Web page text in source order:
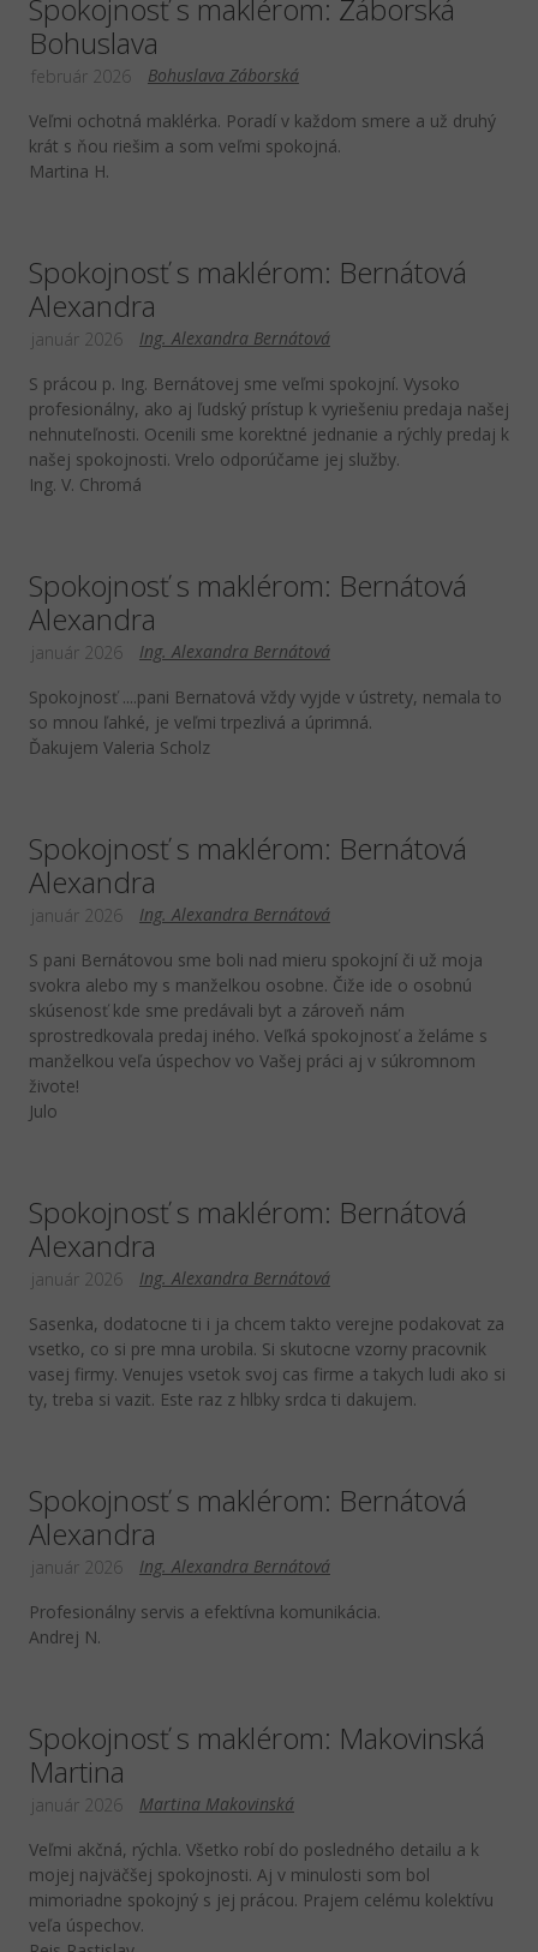
Spokojnosť s maklérom: Záborská
Bohuslava
Bohuslava Záborská
február 2026
Veľmi ochotná maklérka. Poradí v každom smere a už druhý
krát s ňou riešim a som veľmi spokojná.
Martina H.
Spokojnosť s maklérom: Bernátová
Alexandra
Ing. Alexandra Bernátová
január 2026
S prácou p. Ing. Bernátovej sme veľmi spokojní. Vysoko
profesionálny, ako aj ľudský prístup k vyriešeniu predaja našej
nehnuteľnosti. Ocenili sme korektné jednanie a rýchly predaj k
našej spokojnosti. Vrelo odporúčame jej služby.
Ing. V. Chromá
Spokojnosť s maklérom: Bernátová
Alexandra
Ing. Alexandra Bernátová
január 2026
Spokojnosť ....pani Bernatová vždy vyjde v ústrety, nemala to
so mnou ľahké, je veľmi trpezlivá a úprimná.
Ďakujem Valeria Scholz
Spokojnosť s maklérom: Bernátová
Alexandra
Ing. Alexandra Bernátová
január 2026
S pani Bernátovou sme boli nad mieru spokojní či už moja
svokra alebo my s manželkou osobne. Čiže ide o osobnú
skúsenosť kde sme predávali byt a zároveň nám
sprostredkovala predaj iného. Veľká spokojnosť a želáme s
manželkou veľa úspechov vo Vašej práci aj v súkromnom
živote!
Julo
Spokojnosť s maklérom: Bernátová
Alexandra
Ing. Alexandra Bernátová
január 2026
Sasenka, dodatocne ti i ja chcem takto verejne podakovat za
vsetko, co si pre mna urobila. Si skutocne vzorny pracovnik
vasej firmy. Venujes vsetok svoj cas firme a takych ludi ako si
ty, treba si vazit. Este raz z hlbky srdca ti dakujem.
Spokojnosť s maklérom: Bernátová
Alexandra
Ing. Alexandra Bernátová
január 2026
Profesionálny servis a efektívna komunikácia.
Andrej N.
Spokojnosť s maklérom: Makovinská
Martina
Martina Makovinská
január 2026
Veľmi akčná, rýchla. Všetko robí do posledného detailu a k
mojej najväčšej spokojnosti. Aj v minulosti som bol
mimoriadne spokojný s jej prácou. Prajem celému kolektívu
veľa úspechov.